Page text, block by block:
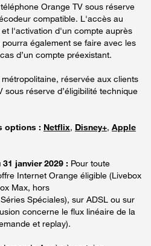
Orange TV sous réserve
compatible. L'accès au
l'activation d'un compte auprès
également se faire avec les
d’un compte préexistant.
réservée aux clients
sous réserve d’éligibilité technique
options : Netflix, Disney+, Apple
janvier 2029 : Pour toute
Internet Orange éligible (Livebox
Max, hors
Spéciales), sur ADSL ou sur
concerne le flux linéaire de la
et replay).